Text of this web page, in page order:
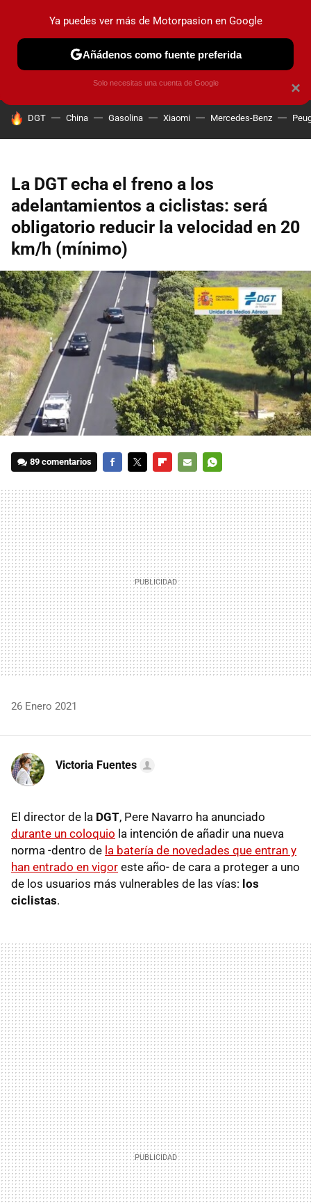
PRUEBAS COCHES ELÉCTRICOS OBSERVATORIO
HOY SE HABLA DE
DGT China Gasolina Xiaomi Mercedes-Benz
La DGT echa el freno a los
adelantamientos a ciclistas: será
obligatorio reducir la velocidad en 20
km/h (mínimo)
89 comentarios
MAIL
26 Enero 2021
Victoria Fuentes
El director de la DGT, Pere Navarro ha anunciado
durante un coloquio la intención de añadir una nueva
norma -dentro de la batería de novedades que entran y
han entrado en vigor este año- de cara a proteger a uno
de los usuarios más vulnerables de las vías: los
ciclistas.
×
Ya puedes ver más de Motorpasion en Google
Añádenos como fuente preferida
Solo necesitas una cuenta de Google